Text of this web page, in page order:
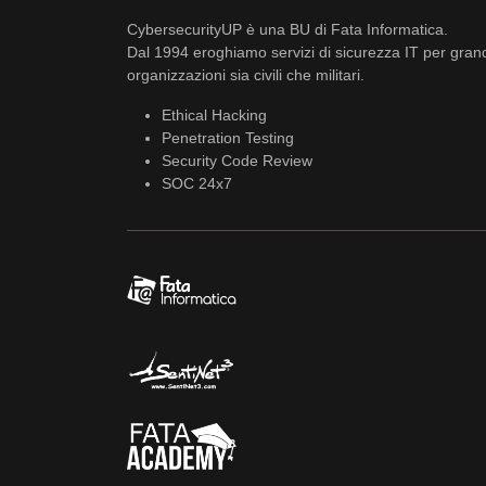
CybersecurityUP è una BU di Fata Informatica.
Dal 1994 eroghiamo servizi di sicurezza IT per
organizzazioni sia civili che militari.
Ethical Hacking
Penetration Testing
Security Code Review
SOC 24x7